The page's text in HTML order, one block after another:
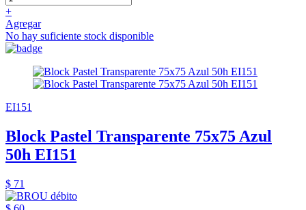
+
Agregar
No hay suficiente stock disponible
EI151
Block Pastel Transparente 75x75 Azul
50h EI151
$ 71